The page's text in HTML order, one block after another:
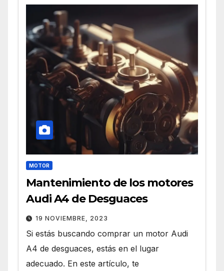
MOTOR
Mantenimiento de los motores
Audi A4 de Desguaces
19 NOVIEMBRE, 2023
Si estás buscando comprar un motor Audi
A4 de desguaces, estás en el lugar
adecuado. En este artículo, te